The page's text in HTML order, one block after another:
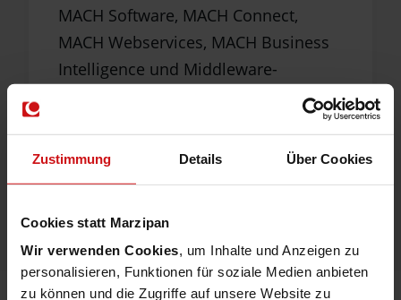
Zustimmung Details Über Cookies
Cookies statt Marzipan
Wir verwenden Cookies, um Inhalte und Anzeigen zu
personalisieren, Funktionen für soziale Medien anbieten
zu können und die Zugriffe auf unsere Website zu
MACH Software, MACH Connect,
MACH Webservices, MACH Business
Intelligence und Middleware-
INFOBLATT STARTER
WORKSHOP DI BASICS